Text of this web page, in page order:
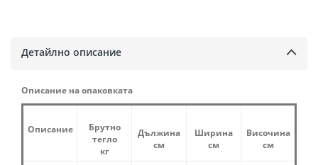
Детайлно описание
Описание на опаковката
Описание
Брутно
тегло
кг
Дължина
см
Ширина
см
Височина
см